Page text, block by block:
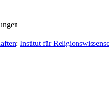
: Institut für